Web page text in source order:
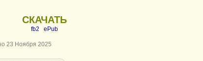
СКАЧАТЬ
fb2 ePub
23 Ноября 2025